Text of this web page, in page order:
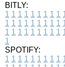
BITLY:
1 1 1 1 1 1 1 1 1
1 1 1 1 1 1 1 1 1
1 1 1 1 1 1 1 1 1
1
SPOTIFY:
1 1 1 1 1 1 1 1 1